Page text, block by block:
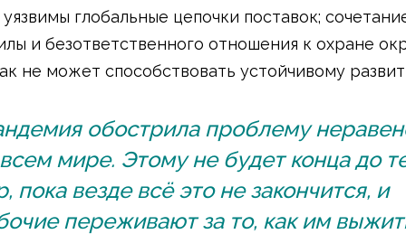
глобальные цепочки поставок;
и безответственного отношения к охране
не может способствовать устойчивому
обострила проблему
мире. Этому не будет конца до
пока везде всё это не закончится, и
переживают за то, как им